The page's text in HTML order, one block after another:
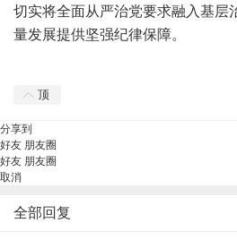
切实将全面从严治党要求融入基层
量发展提供坚强纪律保障。
顶
分享到
好友 朋友圈
好友 朋友圈
取消
全部回复